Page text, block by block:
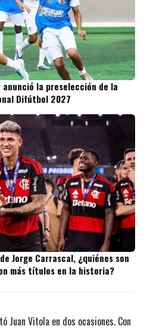
anunció la preselección de la
Difútbol 2027
Jorge Carrascal, ¿quiénes son
más títulos en la historia?
Juan Vitola en dos ocasiones. Con